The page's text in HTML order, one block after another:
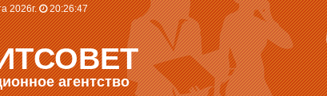
2026г. 20:26:47
агентство